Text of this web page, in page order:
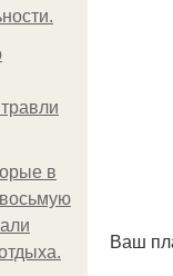
в
Ваш